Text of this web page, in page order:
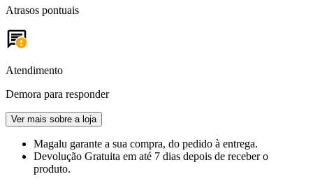
Atrasos pontuais
Atendimento
Demora para responder
Ver mais sobre a loja
Magalu garante a sua compra, do pedido à entrega.
Devolução Gratuita em até 7 dias depois de receber o
produto.